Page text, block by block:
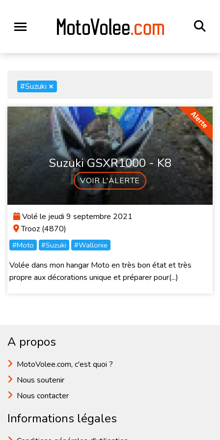
#Suzuki ×
Suzuki GSXR1000 - K8
VOIR L'ALERTE
Volé le jeudi 9 septembre 2021
Trooz (4870)
#Moto #Suzuki #Wallonie
Volée dans mon hangar Moto en très bon état et très
propre aux décorations unique et préparer pour(...)
A propos
MotoVolee.com, c'est quoi ?
Nous soutenir
Nous contacter
Informations légales